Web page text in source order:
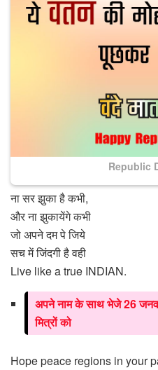
Republic
ना सर झुका है कभी,
और ना झुकायेंगे कभी
जो अपने दम पे जिये
सच में जिंदगी है वही
Live like a true INDIAN.
अपने नाम के साथ भेजे 26
मित्रों को
Hope peace regions in your